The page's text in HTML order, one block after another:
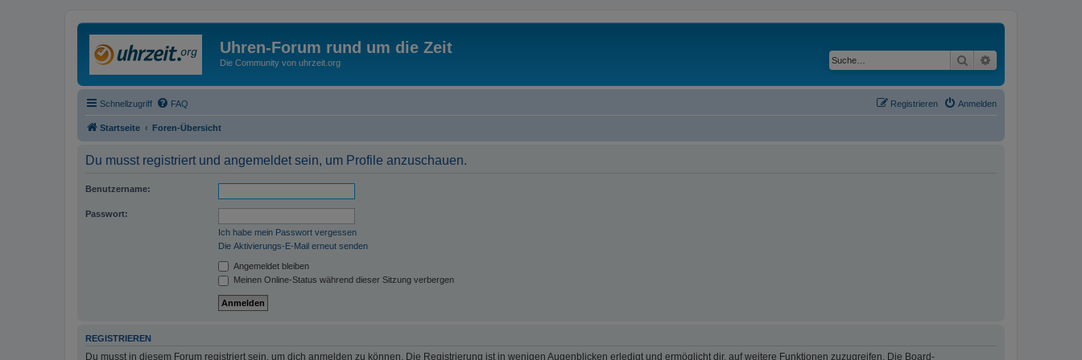
Uhren-Forum rund um die Zeit
Die Community von uhrzeit.org Suche
Schnellzugriff FAQ Anmelden
Registrieren
Startseite Foren-Übersicht
Du musst registriert und angemeldet sein, um Profile anzuschauen.
Benutzername:
Passwort:
Ich habe mein Passwort vergessen
Die Aktivierungs-E-Mail erneut senden
Angemeldet bleiben
Meinen Online-Status während dieser Sitzung verbergen
REGISTRIEREN
Du musst in diesem Forum registriert sein, um dich anmelden zu können. Die Registrierung ist in wenigen Augenblicken erledigt und ermöglicht dir, auf weitere Funktionen zuzugreifen. Die Board-